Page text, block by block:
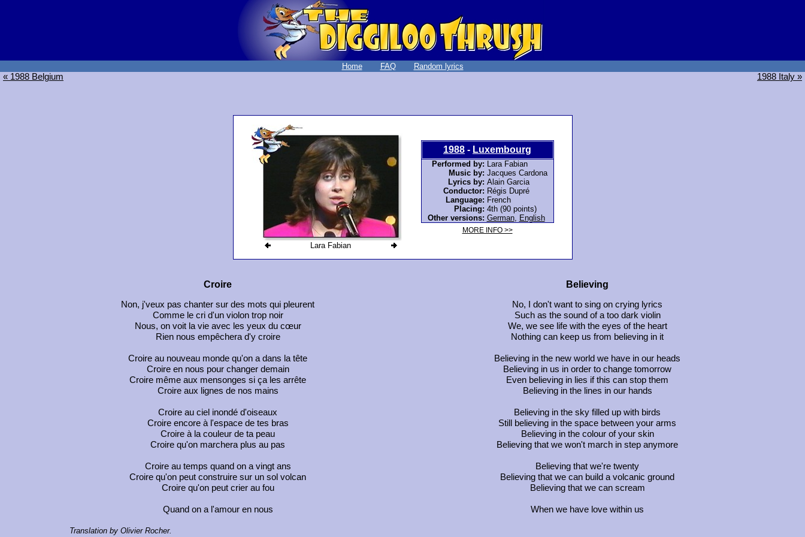
Home FAQ Random lyrics
« 1988 Belgium 1988 Italy »
Lara Fabian
1988 - Luxembourg
Performed by:
Lara Fabian
Music by: Jacques Cardona
Lyrics by: Alain Garcia
Conductor: Régis Dupré
Language: French
Placing: 4th (90 points)
Other versions: German, English
MORE INFO >>
Croire Believing
Non, j'veux pas chanter sur des mots qui pleurent
No, I don't want to sing on crying lyrics
Comme le cri d'un violon trop noir
Such as the sound of a too dark violin
Nous, on voit la vie avec les yeux du cœur
We, we see life with the eyes of the heart
Rien nous empêchera d'y croire
Nothing can keep us from believing in it
Croire au nouveau monde qu'on a dans la tête
Believing in the new world we have in our heads
Croire en nous pour changer demain
Believing in us in order to change tomorrow
Croire même aux mensonges si ça les arrête
Even believing in lies if this can stop them
Croire aux lignes de nos mains
Believing in the lines in our hands
Croire au ciel inondé d'oiseaux
Believing in the sky filled up with birds
Croire encore à l'espace de tes bras
Still believing in the space between your arms
Croire à la couleur de ta peau
Believing in the colour of your skin
Croire qu'on marchera plus au pas
Believing that we won't march in step anymore
Croire au temps quand on a vingt ans
Believing that we're twenty
Croire qu'on peut construire sur un sol volcan
Believing that we can build a volcanic ground
Croire qu'on peut crier au fou
Believing that we can scream
Quand on a l'amour en nous When we have love within us
Translation by Olivier Rocher.